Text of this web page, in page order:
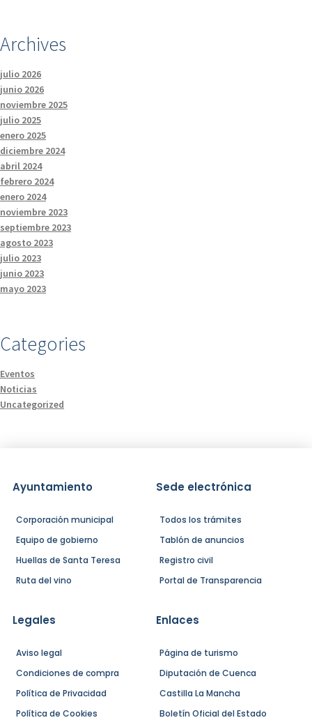
Archives
julio 2026
junio 2026
noviembre 2025
julio 2025
enero 2025
diciembre 2024
abril 2024
febrero 2024
enero 2024
noviembre 2023
septiembre 2023
agosto 2023
julio 2023
junio 2023
mayo 2023
Categories
Eventos
Noticias
Uncategorized
Ayuntamiento
Corporación municipal
Equipo de gobierno
Huellas de Santa Teresa
Ruta del vino
Sede electrónica
Todos los trámites
Tablón de anuncios
Registro civil
Portal de Transparencia
Legales
Aviso legal
Condiciones de compra
Política de Privacidad
Política de Cookies
Enlaces
Página de turismo
Diputación de Cuenca
Castilla La Mancha
Boletín Oficial del Estado